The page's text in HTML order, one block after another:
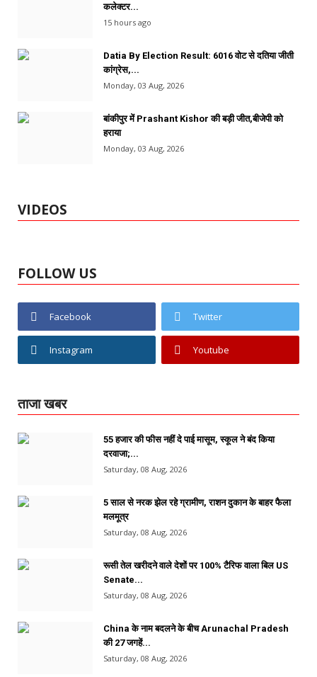
कलेक्टर...
15 hours ago
Datia By Election Result: 6016 वोट से दतिया जीती
कांग्रेस,...
Monday, 03 Aug, 2026
बांकीपुर में Prashant Kishor की बड़ी जीत,बीजेपी को
हराया
Monday, 03 Aug, 2026
VIDEOS
FOLLOW US
Facebook Twitter
Instagram Youtube
ताजा खबर
55 हजार की फीस नहीं दे पाई मासूम, स्कूल ने बंद किया
दरवाजा;...
Saturday, 08 Aug, 2026
5 साल से नरक झेल रहे ग्रामीण, राशन दुकान के बाहर फैला
मलमूत्र
Saturday, 08 Aug, 2026
रूसी तेल खरीदने वाले देशों पर 100% टैरिफ वाला बिल US
Senate...
Saturday, 08 Aug, 2026
China के नाम बदलने के बीच Arunachal Pradesh
की 27 जगहें...
Saturday, 08 Aug, 2026